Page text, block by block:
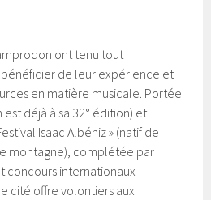
ont tenu tout
de leur expérience et
en matière musicale. Portée
déjà à sa 32° édition) et
Isaac Albéniz » (natif de
montagne), complétée par
concours internationaux
cité offre volontiers aux